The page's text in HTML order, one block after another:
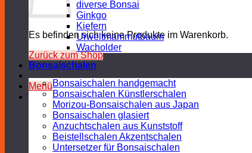
Es befinden sich keine Produkte im Warenkorb.
Zurück zum Shop
Menü
diverse Bonsai
Ginkgo
Kiefern
Urweltmammutbaum
Wacholder
Bonsaischalen
Bonsaischalen handgemacht
Bonsaischalen Künstlerschalen
Morizou-Bonsaischalen aus Japan
Bonsaischalen glasiert
Anzuchtschalen aus Kunststoff
Beistellschalen Akzentschalen
Untersetzer für Bonsaischalen